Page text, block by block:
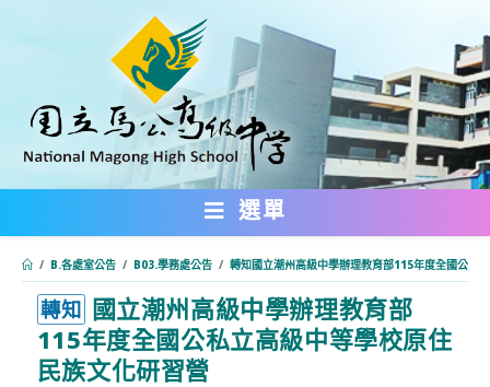
內
選單
/ B.各處室公告 / B03.學務處公告 / 轉知國立潮州高級中學辦理教育部115年度全國公私
轉知 國立潮州高級中學辦理教育部
115年度全國公私立高級中等學校原住
民族文化研習營